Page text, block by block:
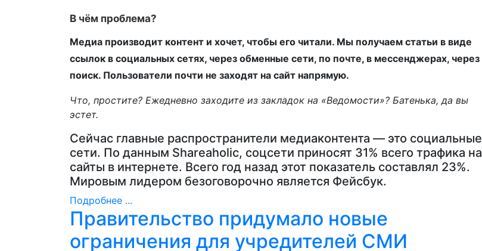
В чём проблема?
Медиа производит контент и хочет, чтобы его читали. Мы получаем статьи в виде
ссылок в социальных сетях, через обменные сети, по почте, в мессенджерах, через
поиск. Пользователи почти не заходят на сайт напрямую.
Что, простите? Ежедневно заходите из закладок на «Ведомости»? Батенька, да вы
эстет.
Сейчас главные распространители медиаконтента — это социальные
сети. По данным Shareaholic, соцсети приносят 31% всего трафика на
сайты в интернете. Всего год назад этот показатель составлял 23%.
Мировым лидером безоговорочно является Фейсбук.
Подробнее ...
Правительство придумало новые
ограничения для учредителей СМИ